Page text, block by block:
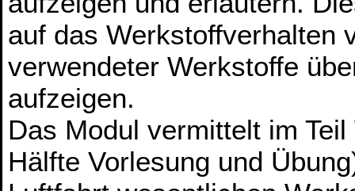
auf das Werkstoffverhalten
verwendeter Werkstoffe
aufzeigen.
Das Modul vermittelt im
Hälfte Vorlesung und